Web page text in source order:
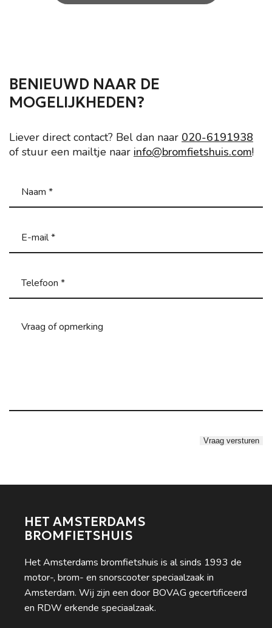
BENIEUWD NAAR DE
MOGELIJKHEDEN?
Liever direct contact? Bel dan naar 020-6191938
of stuur een mailtje naar info@bromfietshuis.com!
HET AMSTERDAMS
BROMFIETSHUIS
Het Amsterdams bromfietshuis is al sinds 1993 de
motor-, brom- en snorscooter speciaalzaak in
Amsterdam. Wij zijn een door BOVAG gecertificeerd
en RDW erkende speciaalzaak.